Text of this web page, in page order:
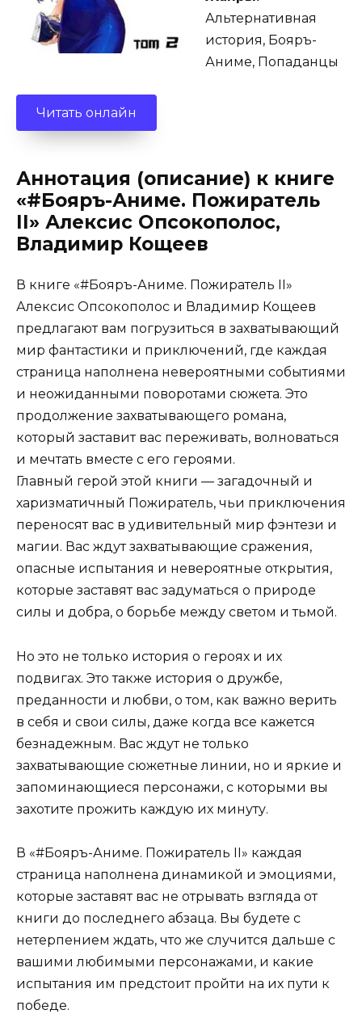
Альтернативная
история, Бояръ-
Аниме, Попаданцы
Читать онлайн
Аннотация (описание) к книге
«#Бояръ-Аниме. Пожиратель
II» Алексис Опсокополос,
Владимир Кощеев
В книге «#Бояръ-Аниме. Пожиратель II»
Алексис Опсокополос и Владимир Кощеев
предлагают вам погрузиться в захватывающий
мир фантастики и приключений, где каждая
страница наполнена невероятными событиями
и неожиданными поворотами сюжета. Это
продолжение захватывающего романа,
который заставит вас переживать, волноваться
и мечтать вместе с его героями.
Главный герой этой книги — загадочный и
харизматичный Пожиратель, чьи приключения
переносят вас в удивительный мир фэнтези и
магии. Вас ждут захватывающие сражения,
опасные испытания и невероятные открытия,
которые заставят вас задуматься о природе
силы и добра, о борьбе между светом и тьмой.
Но это не только история о героях и их
подвигах. Это также история о дружбе,
преданности и любви, о том, как важно верить
в себя и свои силы, даже когда все кажется
безнадежным. Вас ждут не только
захватывающие сюжетные линии, но и яркие и
запоминающиеся персонажи, с которыми вы
захотите прожить каждую их минуту.
В «#Бояръ-Аниме. Пожиратель II» каждая
страница наполнена динамикой и эмоциями,
которые заставят вас не отрывать взгляда от
книги до последнего абзаца. Вы будете с
нетерпением ждать, что же случится дальше с
вашими любимыми персонажами, и какие
испытания им предстоит пройти на их пути к
победе.